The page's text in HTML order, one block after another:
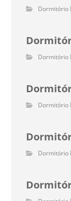
Dormitório
Dormitório
Dormitório
Dormitório